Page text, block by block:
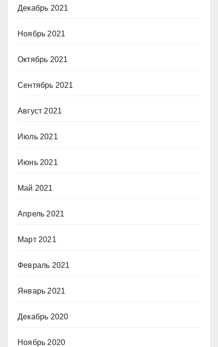
Декабрь 2021
Ноябрь 2021
Октябрь 2021
Сентябрь 2021
Август 2021
Июль 2021
Июнь 2021
Май 2021
Апрель 2021
Март 2021
Февраль 2021
Январь 2021
Декабрь 2020
Ноябрь 2020